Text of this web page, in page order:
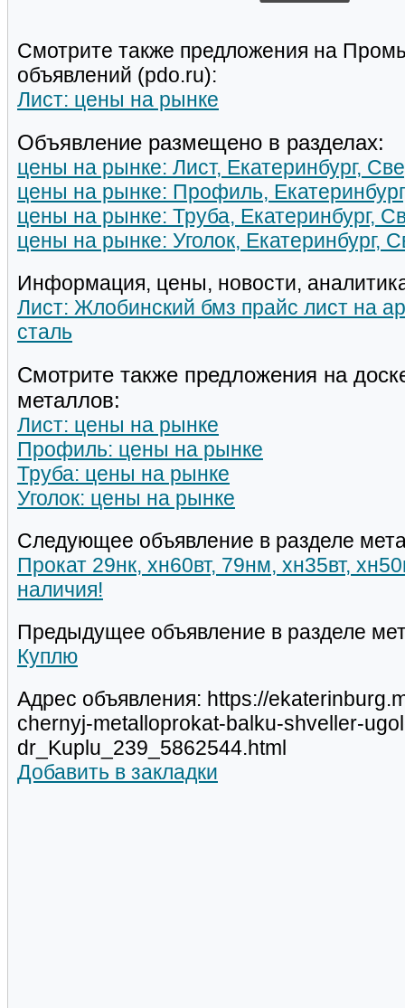
Смотрите также предложения на
объявлений (pdo.ru):
Лист: цены на рынке
Объявление размещено в разделах:
цены на рынке: Лист, Екатеринбург,
цены на рынке: Профиль,
цены на рынке: Труба, Екатеринбург,
цены на рынке: Уголок, Екатеринбург,
Информация, цены, новости,
Лист: Жлобинский бмз прайс лист на
сталь
Смотрите также предложения на
металлов:
Лист: цены на рынке
Профиль: цены на рынке
Труба: цены на рынке
Уголок: цены на рынке
Следующее объявление в разделе
Прокат 29нк, хн60вт, 79нм, хн35вт,
наличия!
Предыдущее объявление в разделе
Куплю
Адрес объявления: https://
chernyj-metalloprokat-balku-shveller-
dr_Kuplu_239_5862544.html
Добавить в закладки